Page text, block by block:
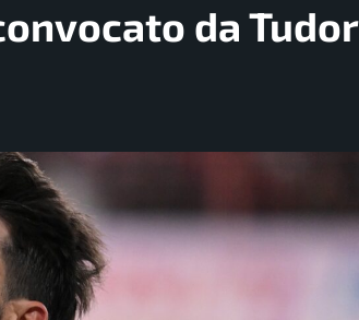
da Tudor